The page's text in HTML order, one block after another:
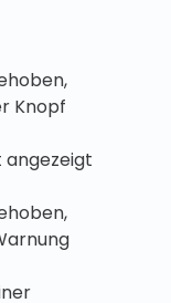
Knopf
angezeigt